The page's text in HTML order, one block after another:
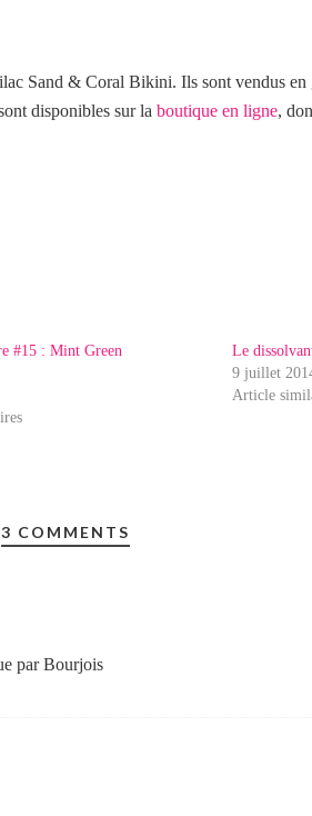
Sand & Coral Bikini. Ils sont vendus en
disponibles sur la boutique en ligne,
#15 : Mint Green
Le
9 juillet
Article
3 COMMENTS
par Bourjois